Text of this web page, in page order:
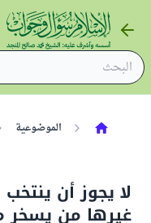
الموضوعية
لا يجوز أن
غيرها من يسخر